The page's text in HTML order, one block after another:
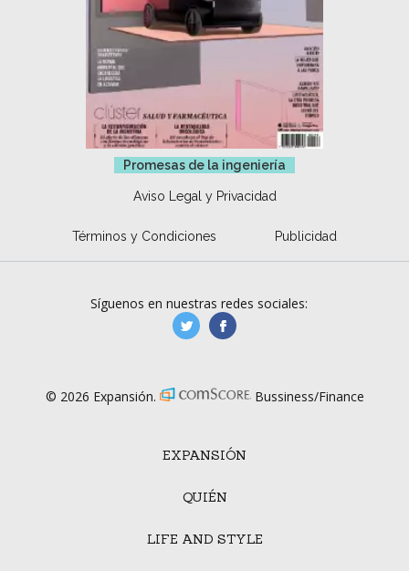
Promesas de la ingeniería
Aviso Legal y Privacidad
Términos y Condiciones Publicidad
EXPANSIÓN
QUIÉN
LIFE AND STYLE
Síguenos en nuestras redes sociales:
manufacturaGE
© 2026 Expansión. Bussiness/Finance